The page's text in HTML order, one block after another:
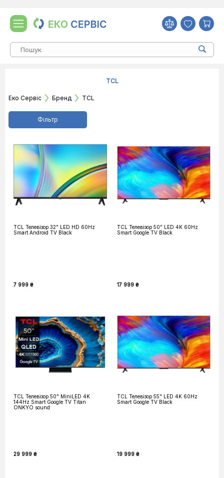
TCL
Еко Сервіс Бренд TCL
Фільтр
TCL Телевізор 32" LED HD 60Hz
Smart Android TV Black
7 999 ₴
TCL Телевізор 50" LED 4K 60Hz
Smart Google TV Black
17 999 ₴
TCL Телевізор 50" MiniLED 4K
144Hz Smart Google TV Titan
ONKYO sound
29 999 ₴
TCL Телевізор 55" LED 4K 60Hz
Smart Google TV Black
19 999 ₴